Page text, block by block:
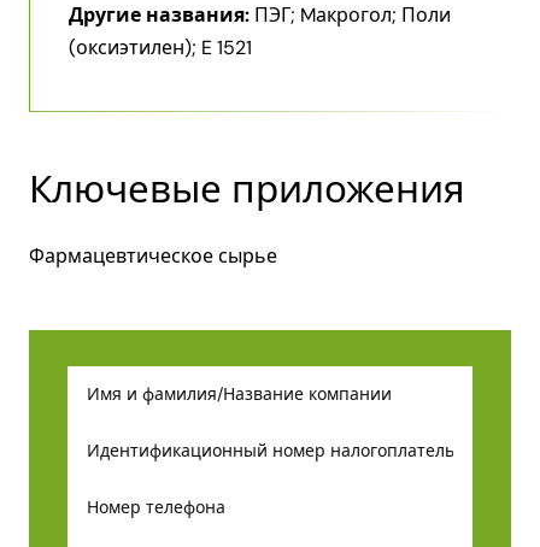
Другие названия: ПЭГ; Mакрогол; Поли​
(оксиэтилен)​; E 1521
Ключевые приложения
Фармацевтическое сырье